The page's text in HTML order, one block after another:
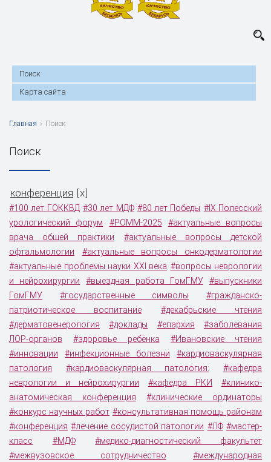
Поиск
Карта сайта
Главная › Поиск
Поиск
конференция x
#100 лет ГОККВД #30 лет МДФ #80 лет Победы #IX Полесский
урологический форум
#POMM-2025
#актуальные вопросы
врача общей практики
#актуальные вопросы детской
офтальмологии
#актуальные вопросы онкодерматологии
#актуальные проблемы науки XXI века #вопросы неврологии
и нейрохирургии
#выездная работа ГомГМУ
#выпускники
ГомГМУ
#государственные символы
#гражданско-
патриотическое воспитание
#декабрьские чтения
#дерматовенерология
#доклады #епархия
#заболевания
ЛОР-органов
#здоровье ребёнка
#Ивановские чтения
#инновации
#инфекционные болезни
#кардиоваскулярная
патология
#кардиоваскулярная патология:
#кафедра
неврологии и нейрохирургии
#кафедра РКИ
#клинико-
анатомическая конференция
#клинические ординаторы
#конкурс научных работ #консультативная помощь районам
#конференция #лечение сосудистой патологии #ЛФ #мастер-
класс
#МДФ
#медико-диагностический факультет
#межвузовское сотрудничество
#международная